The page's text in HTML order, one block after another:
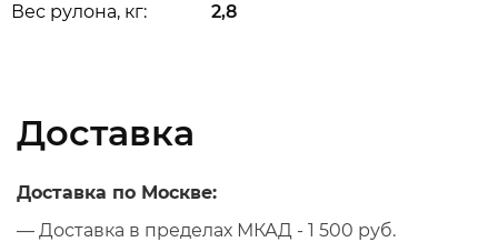
Вес рулона, кг: 2,8
Доставка
Доставка по Москве:
— Доставка в пределах МКАД - 1 500 руб.